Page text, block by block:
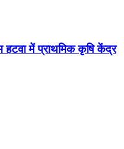
हटवा में प्राथमिक कृषि केंद्र